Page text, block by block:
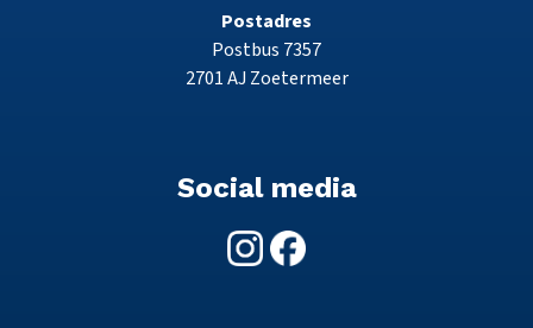
Postadres
Postbus 7357
2701 AJ Zoetermeer
Social media